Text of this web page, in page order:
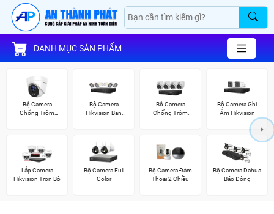
DANH MỤC SẢN PHẨM
Bộ Camera
Chống Trộm
Bộ Camera
Hikvision Ban
Bô Camera
Chống Trộm
Bộ Camera Ghi
Âm Hikvision
Lắp Camera
Hikvision Trọn Bộ
Bộ Camera Full
Color
Bộ Camera Đàm
Thoại 2 Chiều
Bộ Camera Dahua
Báo Động